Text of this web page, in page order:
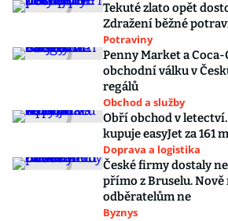
Tekuté zlato opět
Zdražení běžné
Potraviny
Penny Market a
obchodní válku v
regálů
Obchod a služby
Obří obchod v
kupuje easyJet za 161
Doprava a logistika
České firmy dostaly
přímo z Bruselu.
odběratelům ne
Byznys